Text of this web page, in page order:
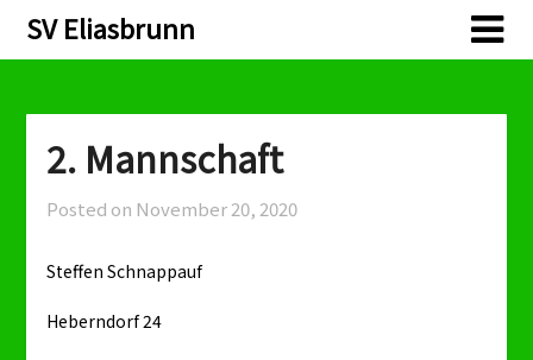
SkipSV Eliasbrunn
2. Mannschaft
Posted on November 20, 2020
Steffen Schnappauf
Heberndorf 24